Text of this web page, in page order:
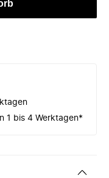
1 bis 4 Werktagen*